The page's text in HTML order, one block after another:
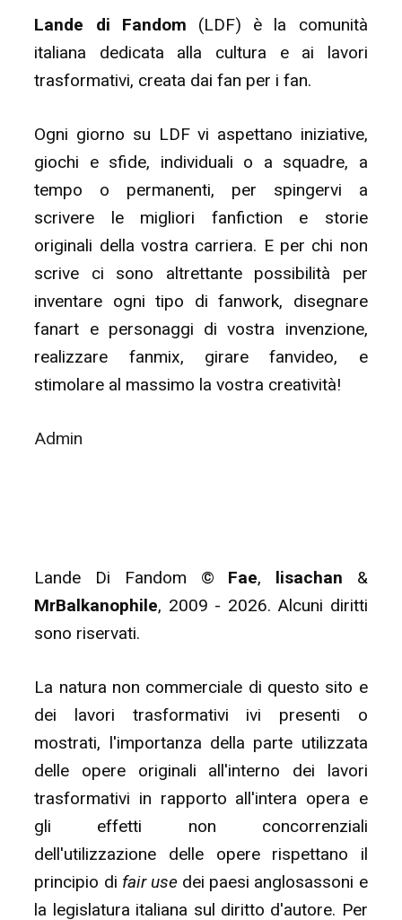
Lande di Fandom (LDF) è la comunità
italiana dedicata alla cultura e ai lavori
trasformativi, creata dai fan per i fan.
Ogni giorno su LDF vi aspettano iniziative,
giochi e sfide, individuali o a squadre, a
tempo o permanenti, per spingervi a
scrivere le migliori fanfiction e storie
originali della vostra carriera. E per chi non
scrive ci sono altrettante possibilità per
inventare ogni tipo di fanwork, disegnare
fanart e personaggi di vostra invenzione,
realizzare fanmix, girare fanvideo, e
stimolare al massimo la vostra creatività!
Admin
Lande Di Fandom © Fae, lisachan &
MrBalkanophile, 2009 - 2026. Alcuni diritti
sono riservati.
La natura non commerciale di questo sito e
dei lavori trasformativi ivi presenti o
mostrati, l'importanza della parte utilizzata
delle opere originali all'interno dei lavori
trasformativi in rapporto all'intera opera e
gli effetti non concorrenziali
dell'utilizzazione delle opere rispettano il
principio di fair usedei paesi anglosassoni e
la legislatura italiana sul diritto d'autore. Per